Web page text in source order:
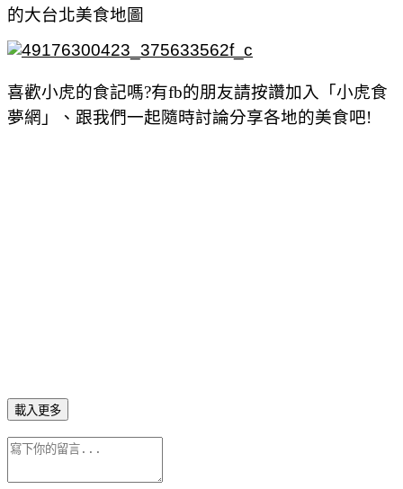
的大台北美食地圖
喜歡小虎的食記嗎?有fb的朋友請按讚加入「小虎食
夢網」、跟我們一起隨時討論分享各地的美食吧!
載入更多